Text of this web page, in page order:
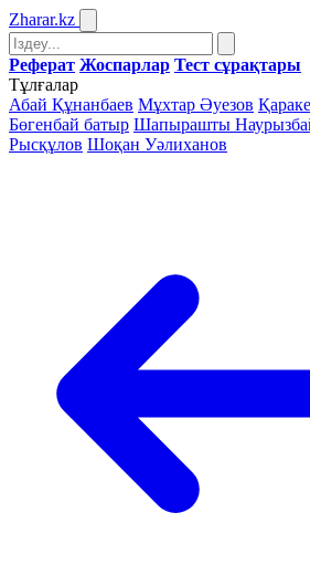
Zharar.kz
Реферат Жоспарлар Тест сұрақтары
Тұлғалар
Абай Құнанбаев Мұхтар Әуезов
Бөгенбай батыр Шапырашты
Рысқұлов Шоқан Уәлиханов